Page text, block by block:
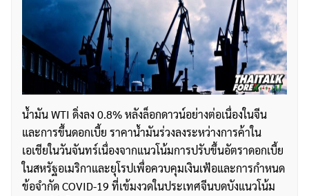
น้ำมัน WTI ดิ่งลง 0.8% หลังล็อกดาวน์อย่างต่อเนื่องในจีน
และการขึ้นดอกเบี้ย ราคาน้ำมันร่วงลงระหว่างการค้าใน
เอเชียในวันจันทร์เนื่องจากแนวโน้มการปรับขึ้นอัตราดอกเบี้ย
ในสหรัฐอเมริกาและยุโรปเพื่อควบคุมเงินเฟ้อและการกำหนด
ข้อจำกัด COVID-19 ที่เข้มงวดในประเทศจีนบดบังแนวโน้ม